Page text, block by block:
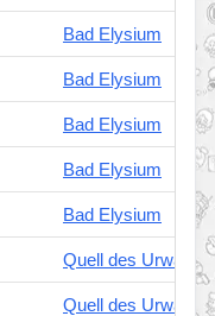
Bad Elysium
Bad Elysium
Bad Elysium
Bad Elysium
Bad Elysium
Quell des Urwaldes
Quell des Urwaldes